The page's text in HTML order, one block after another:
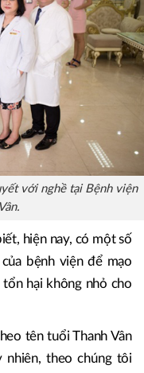
với nghề tại Bệnh viện
hiện nay, có một số
bệnh viện để mạo
hại không nhỏ cho
tên tuổi Thanh Vân
nhiên, theo chúng tôi